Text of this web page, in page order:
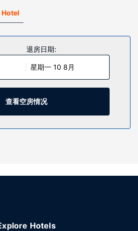
Hotel
退房日期:
星期一 10 8月
查看空房情况
Hotels